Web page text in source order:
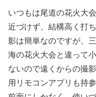
いつもは尾道の花火大
近づけず、結構高く打
影は簡単なのですが、
海の花火大会と違って
ないので遠くからの撮
用リモコンアプリも持